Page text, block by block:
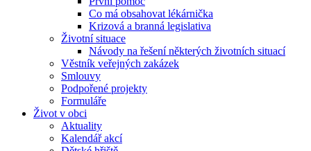
Co má obsahovat lékárnička
Krizová a branná legislativa
Životní situace
Návody na řešení některých životních situací
Věstník veřejných zakázek
Smlouvy
Podpořené projekty
Formuláře
Život v obci
Aktuality
Kalendář akcí